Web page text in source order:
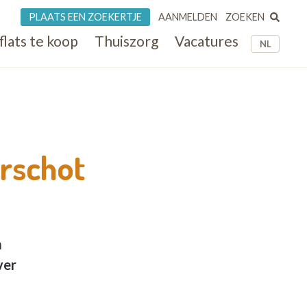
NL
te koop Thuiszorg Vacatures
PLAATS EEN ZOEKERTJE AANMELDEN ZOEKEN